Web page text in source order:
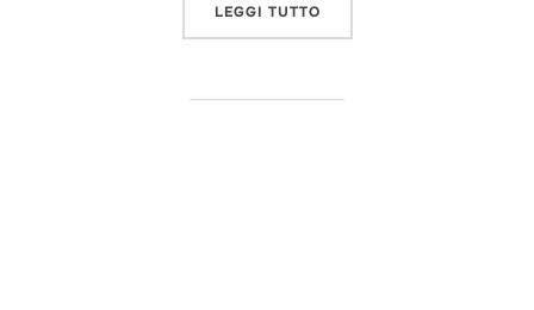
LEGGI TUTTO“BROWSER HACKERATI: